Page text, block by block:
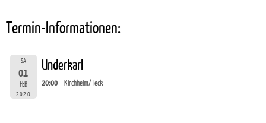
Termin-Informationen:
SA
01
FEB
2020
Underkarl
20:00 Kirchheim/Teck